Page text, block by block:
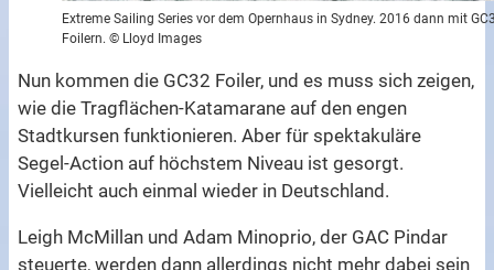
Extreme Sailing Series vor dem Opernhaus in Sydney. 2016 dann mit
Foilern. © Lloyd Images
Nun kommen die GC32 Foiler, und es muss sich zeigen,
wie die Tragflächen-Katamarane auf den engen
Stadtkursen funktionieren. Aber für spektakuläre
Segel-Action auf höchstem Niveau ist gesorgt.
Vielleicht auch einmal wieder in Deutschland.
Leigh McMillan und Adam Minoprio, der GAC Pindar
steuerte, werden dann allerdings nicht mehr dabei sein